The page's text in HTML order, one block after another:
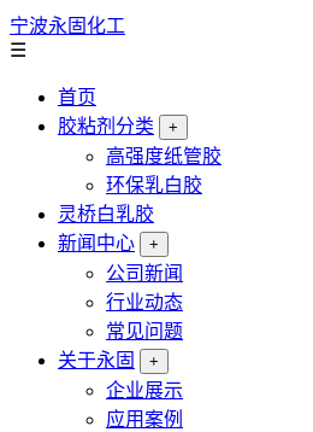
宁波永固化工
☰
首页
胶粘剂分类
+
高强度纸管胶
环保乳白胶
灵桥白乳胶
新闻中心
+
公司新闻
行业动态
常见问题
关于永固
+
企业展示
应用案例